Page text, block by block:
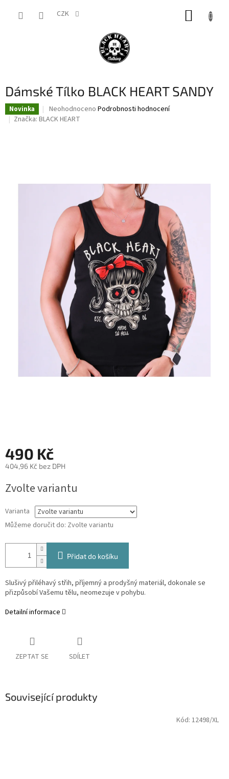
CZK
Dámské Tílko BLACK HEART SANDY
Novinka
Průměrné
hodnocení
Neohodnoceno Podrobnosti hodnocení
Značka: BLACK HEART
490 Kč
404,96 Kč bez DPH
cena:
Zvolte variantu
Varianta
Můžeme doručit do: Zvolte variantu
Přidat do košíku
Slušivý přiléhavý střih, příjemný a prodyšný materiál, dokonale se
přizpůsobí Vašemu tělu, neomezuje v pohybu.
Detailní informace
ZEPTAT SE SDÍLET
Související produkty
Kód: 12498/XL